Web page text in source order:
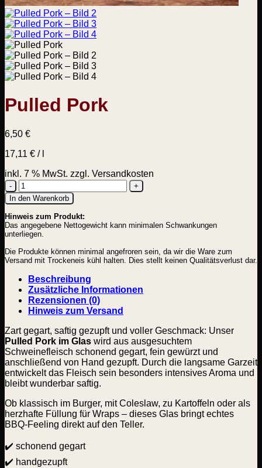
Pulled Pork
6,50 €
17,11 € /
inkl. 7 % MwSt. zzgl. Versandkosten
Pulled
Pork
Menge
In den Warenkorb
Hinweis zum Produkt:
Das angegebene Nettogewicht kann minimalen Schwankungen
unterliegen.
Die Produkte können minimal angefroren sein, da wir die Ware zum
Versand mit Trockeneis kühl halten. Dies stellt keinen Qualitätsverlust dar.
Beschreibung
Zusätzliche Informationen
Rezensionen (0)
Hinweis zum Versand
Zart gegart, saftig gezupft und voller Geschmack: Unser
Pulled Pork im Glas wird aus ausgesuchtem
Schweinefleisch schonend gegart, fein gewürzt und
anschließend von Hand gezupft. Durch die langsame Garzeit
entwickelt das Fleisch sein besonders intensives Aroma und
bleibt wunderbar saftig.
Ob klassisch im Burger, mit Coleslaw, zu Kartoffeln oder als
herzhafte Füllung für Wraps – dieses Glas bringt echtes
BBQ-Feeling direkt auf den Teller.
✔️ schonend gegart
✔️ handgezupft